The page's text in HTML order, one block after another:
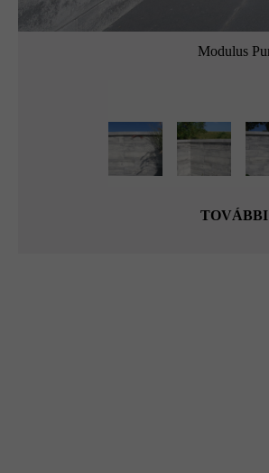
Modulus